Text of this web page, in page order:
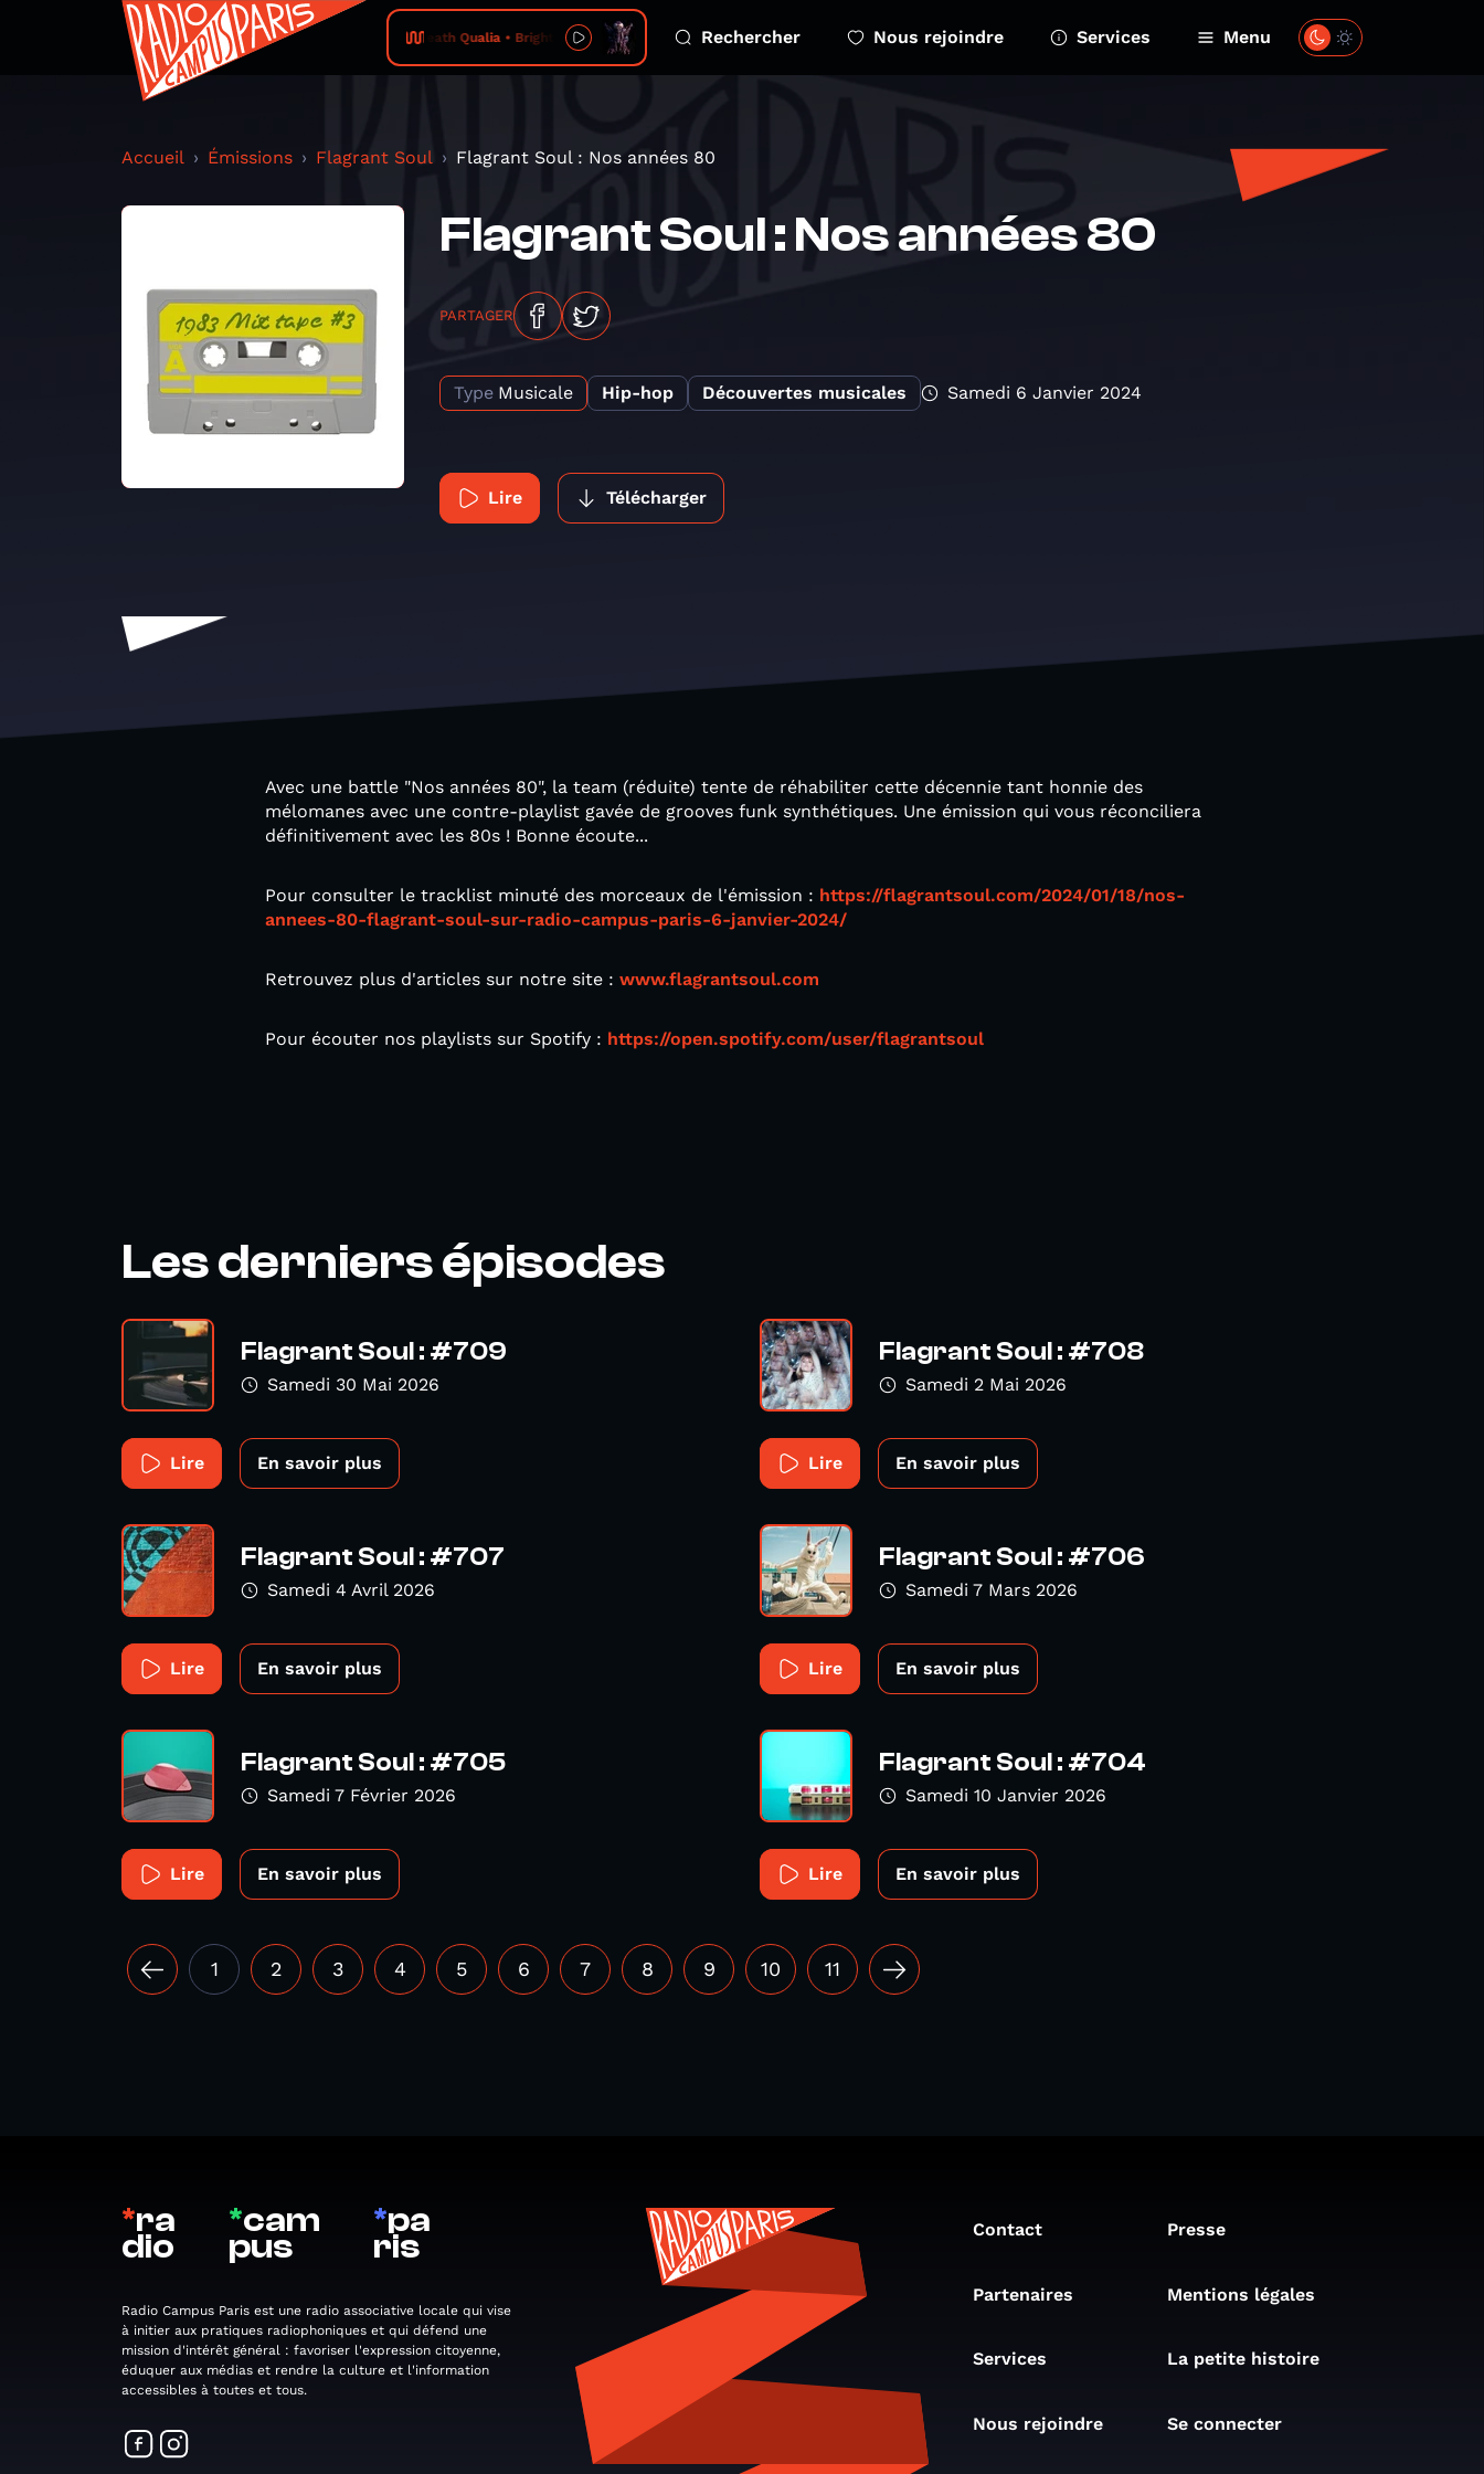
Death Qualia • Bright Black Rechercher Nous rejoindre Services Menu
Accueil Émissions Flagrant Soul Flagrant Soul : Nos années 80
Flagrant Soul : Nos années 80
PARTAGER
Type Musicale Hip-hop Découvertes musicales Samedi 6 Janvier 2024
Lire Télécharger
Avec une battle "Nos années 80", la team (réduite) tente de réhabiliter cette décennie tant honnie des
mélomanes avec une contre-playlist gavée de grooves funk synthétiques. Une émission qui vous réconciliera
définitivement avec les 80s ! Bonne écoute...
Pour consulter le tracklist minuté des morceaux de l'émission : https://flagrantsoul.com/2024/01/18/nos-
annees-80-flagrant-soul-sur-radio-campus-paris-6-janvier-2024/
Retrouvez plus d'articles sur notre site : www.flagrantsoul.com
Pour écouter nos playlists sur Spotify : https://open.spotify.com/user/flagrantsoul
Les derniers épisodes
Flagrant Soul : #709
Samedi 30 Mai 2026
Lire En savoir plus
Flagrant Soul : #708
Samedi 2 Mai 2026
Lire En savoir plus
Flagrant Soul : #707
Samedi 4 Avril 2026
Lire En savoir plus
Flagrant Soul : #706
Samedi 7 Mars 2026
Lire En savoir plus
Flagrant Soul : #705
Samedi 7 Février 2026
Lire En savoir plus
Flagrant Soul : #704
Samedi 10 Janvier 2026
Lire En savoir plus
1 2 3 4 5 6 7 8 9 10 11
*ra
dio
*cam
pus
*pa
ris
Radio Campus Paris est une radio associative locale qui vise
à initier aux pratiques radiophoniques et qui défend une
mission d'intérêt général : favoriser l'expression citoyenne,
éduquer aux médias et rendre la culture et l'information
accessibles à toutes et tous.
Contact Presse
Partenaires Mentions légales
Services La petite histoire
Nous rejoindre Se connecter